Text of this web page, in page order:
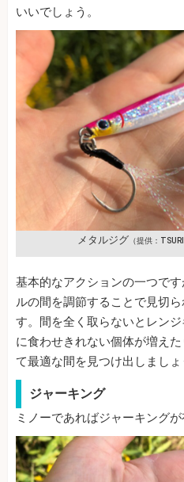
いいでしょう。
メタルジグ （提供：
基本的なアクションの一つで
ルの間を調節することで見切
す。間を全く取らないとレン
に食わせきれない個体が増え
て最適な間を見つけ出しましょ
ジャーキング
ミノーであればジャーキングが